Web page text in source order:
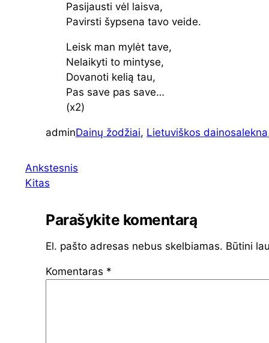
Pasijausti vėl laisva,
Pavirsti šypsena tavo veide.
Leisk man mylėt tave,
Nelaikyti to mintyse,
Dovanoti kelią tau,
Pas save pas save…
(x2)
adminDainų žodžiai, Lietuviškos dainosalekna
Ankstesnis
Kitas
Parašykite komentarą
El. pašto adresas nebus skelbiamas. Būtini
Komentaras *